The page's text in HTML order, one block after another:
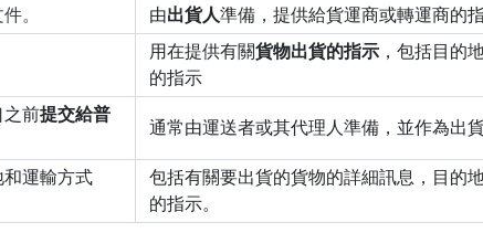
。 由出貨人準備，提供給貨運商或轉運商的
用在提供有關貨物出貨的指示 ，包括目的
的指示
之前提交給普
通常由運送者或其代理人準備，並作為出
運輸方式
包括有關要出貨的貨物的詳細訊息，目的
的指示。